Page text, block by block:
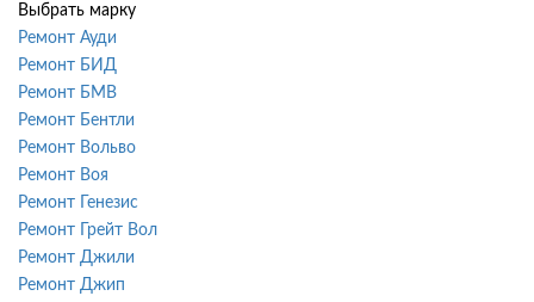
Выбрать марку
Ремонт Ауди
Ремонт БИД
Ремонт БМВ
Ремонт Бентли
Ремонт Вольво
Ремонт Воя
Ремонт Генезис
Ремонт Грейт Вол
Ремонт Джили
Ремонт Джип